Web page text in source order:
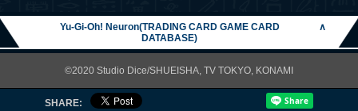
Yu-Gi-Oh! Neuron(TRADING CARD GAME CARD
DATABASE)
∧
©2020 Studio Dice/SHUEISHA, TV TOKYO, KONAMI
SHARE: